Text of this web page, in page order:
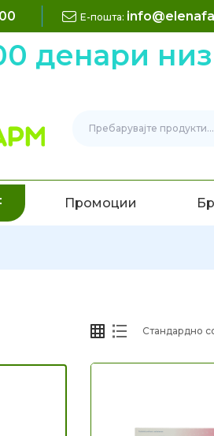
Е-пошта:
денари
Промоции